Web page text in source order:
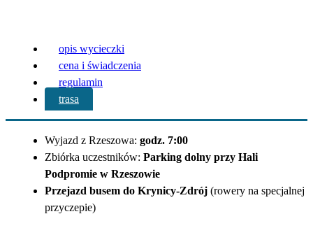
opis wycieczki
cena i świadczenia
regulamin
trasa
Wyjazd z Rzeszowa: godz. 7:00
Zbiórka uczestników: Parking dolny przy Hali
Podpromie w Rzeszowie
Przejazd busem do Krynicy-Zdrój (rowery na specjalnej
przyczepie)